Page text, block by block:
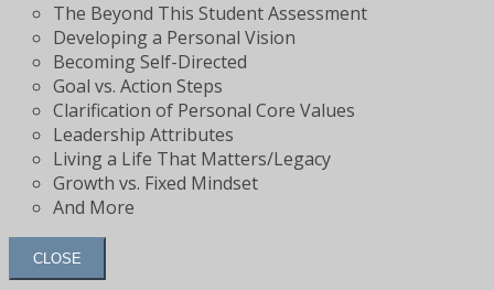
The Beyond This Student Assessment
Developing a Personal Vision
Becoming Self-Directed
Goal vs. Action Steps
Clarification of Personal Core Values
Leadership Attributes
Living a Life That Matters/Legacy
Growth vs. Fixed Mindset
And More
CLOSE